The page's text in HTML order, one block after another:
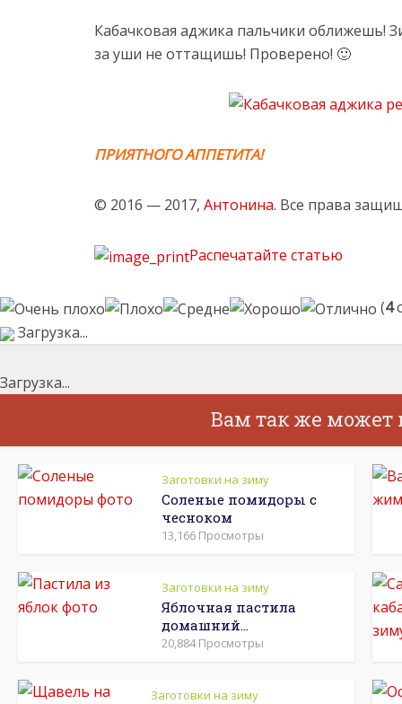
Кабачковая аджика пальчики оближешь!
за уши не оттащишь! Проверено! 🙂
ПРИЯТНОГО АППЕТИТА!
© 2016 — 2017, Антонина. Все права
Распечатайте статью
(4
Загрузка...
Загрузка...
Вам так же может
Заготовки на зиму
Соленые помидоры с
чесноком
13,166 Просмотры
Заготовки на зиму
Яблочная пастила
домашний...
20,884 Просмотры
Заготовки на зиму